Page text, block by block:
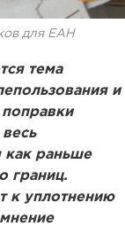
для ЕАН
тема
и
как раньше
границ.
к уплотнению